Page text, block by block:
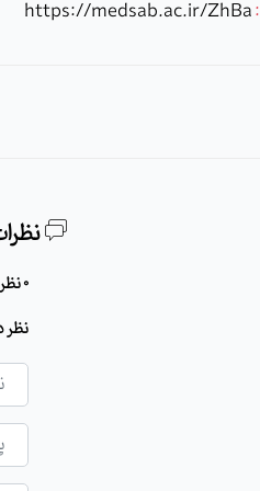
https://medsab.ac.ir/ZhBa
0 نظر برای این مطلب وجود دارد
نظر